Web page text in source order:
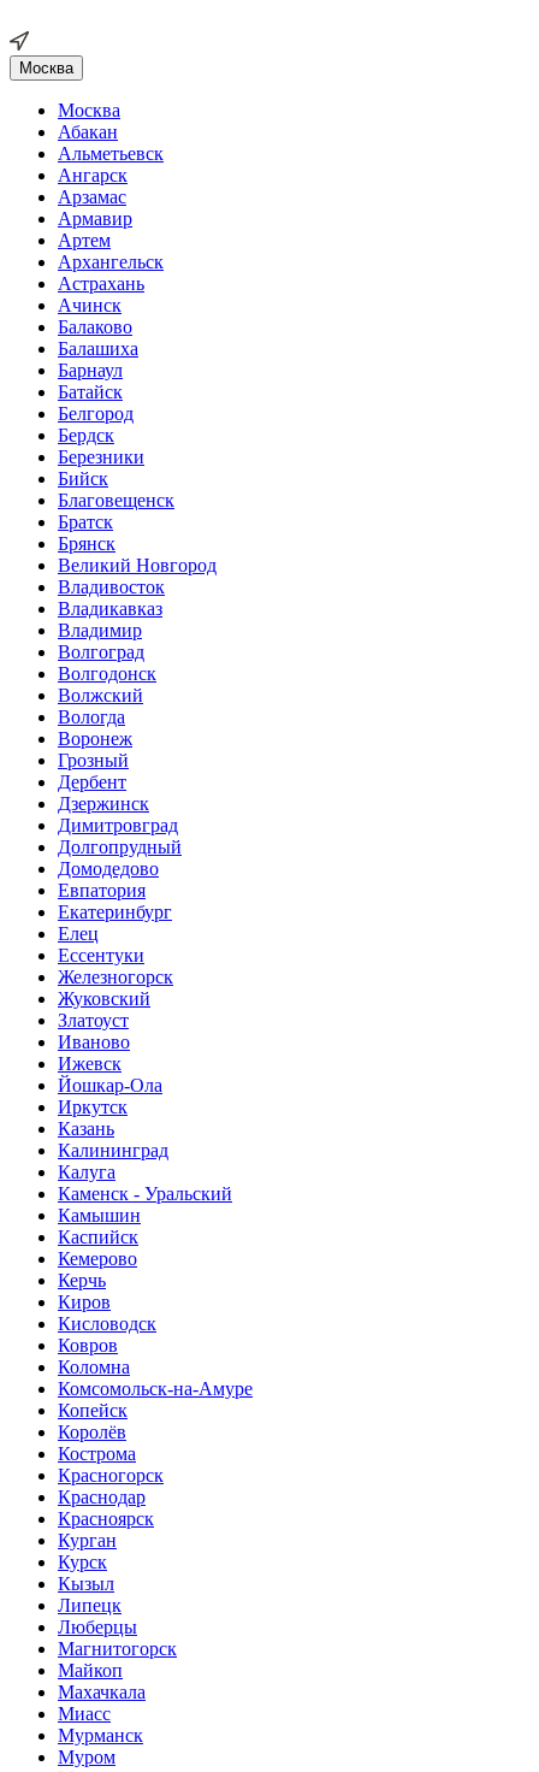
Москва
Москва
Абакан
Альметьевск
Ангарск
Арзамас
Армавир
Артем
Архангельск
Астрахань
Ачинск
Балаково
Балашиха
Барнаул
Батайск
Белгород
Бердск
Березники
Бийск
Благовещенск
Братск
Брянск
Великий Новгород
Владивосток
Владикавказ
Владимир
Волгоград
Волгодонск
Волжский
Вологда
Воронеж
Грозный
Дербент
Дзержинск
Димитровград
Долгопрудный
Домодедово
Евпатория
Екатеринбург
Елец
Ессентуки
Железногорск
Жуковский
Златоуст
Иваново
Ижевск
Йошкар-Ола
Иркутск
Казань
Калининград
Калуга
Каменск - Уральский
Камышин
Каспийск
Кемерово
Керчь
Киров
Кисловодск
Ковров
Коломна
Комсомольск-на-Амуре
Копейск
Королёв
Кострома
Красногорск
Краснодар
Красноярск
Курган
Курск
Кызыл
Липецк
Люберцы
Магнитогорск
Майкоп
Махачкала
Миасс
Мурманск
Муром